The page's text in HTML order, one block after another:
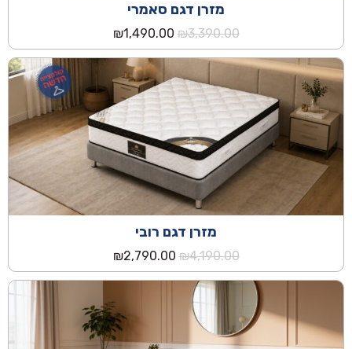
מזרן דגם סאמרי
₪3,390.00
המחיר
המקורי
היה:
₪3,390.00.
₪1,490.00
הנוכחי
הוא:
₪1,490.00.
מזרן דגם רובי
₪4,190.00
המחיר
המקורי
היה:
₪4,190.00.
₪2,790.00
הנוכחי
הוא:
₪2,790.00.